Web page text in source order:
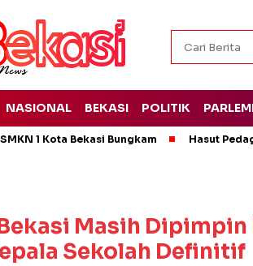
NASIONAL BEKASI POLITIK
1 Kota Bekasi Bungkam Hasut
Masih
Sekolah Definitif